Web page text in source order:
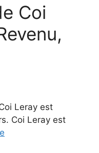
Coi
Leray est
Coi Leray est